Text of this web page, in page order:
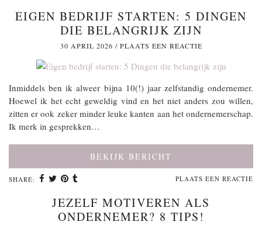
EIGEN BEDRIJF STARTEN: 5 DINGEN
DIE BELANGRIJK ZIJN
30 APRIL 2026 / PLAATS EEN REACTIE
Inmiddels ben ik alweer bijna 10(!) jaar zelfstandig ondernemer.
Hoewel ik het echt geweldig vind en het niet anders zou willen,
zitten er ook zeker minder leuke kanten aan het ondernemerschap.
Ik merk in gesprekken…
BEKIJK BERICHT
SHARE: PLAATS EEN REACTIE
JEZELF MOTIVEREN ALS
ONDERNEMER? 8 TIPS!